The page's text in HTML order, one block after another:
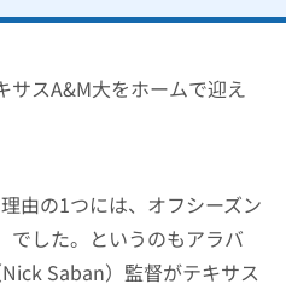
サスA&M大をホームで迎え
由の1つには、オフシーズン
でした。というのもアラバ
Nick Saban）監督がテキサス